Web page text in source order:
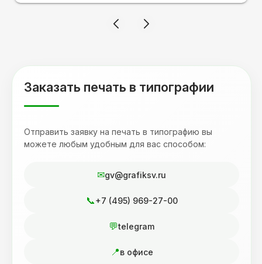
терпеливость, отвечала на все мои вопросы.
Заказать печать в типографии
Отправить заявку на печать в типографию вы
можете любым удобным для вас способом:
gv@grafiksv.ru
+7 (495) 969-27-00
telegram
в офисе